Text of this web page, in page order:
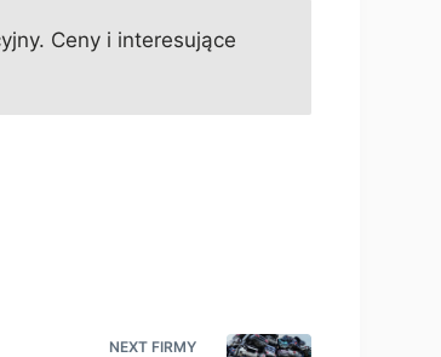
Ceny i interesujące
NEXT FIRMY